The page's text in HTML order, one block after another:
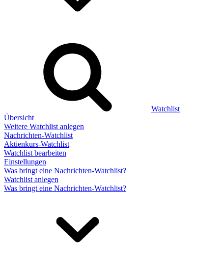
Watchlist
Übersicht
Weitere Watchlist anlegen
Nachrichten-Watchlist
Aktienkurs-Watchlist
Watchlist bearbeiten
Einstellungen
Was bringt eine Nachrichten-Watchlist?
Watchlist anlegen
Was bringt eine Nachrichten-Watchlist?